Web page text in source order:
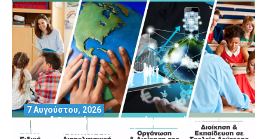
Μοριοδοτούμενα Σεμινάρια από το
Πανεπιστήμιο Πειραιά
7 Αυγούστου, 2026